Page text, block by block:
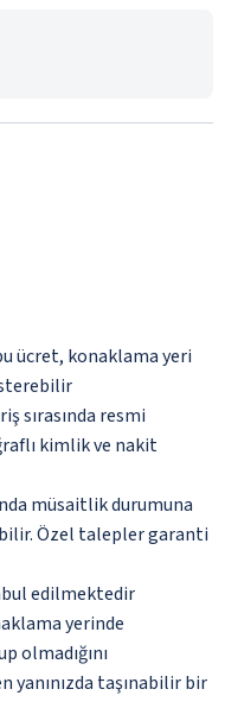
ücret, konaklama yeri
sırasında resmi
kimlik ve nakit
müsaitlik durumuna
Özel talepler garanti
edilmektedir
yerinde
olmadığını
taşınabilir bir